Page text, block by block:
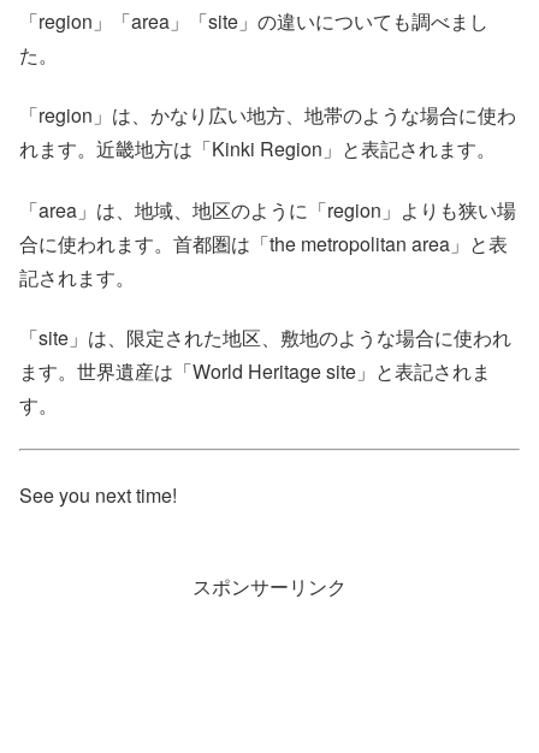
「region」「area」「site」の違いについても調べまし
た。
「region」は、かなり広い地方、地帯のような場合に使わ
れます。近畿地方は「Kinki Region」と表記されます。
「area」は、地域、地区のように「region」よりも狭い場
合に使われます。首都圏は「the metropolitan area」と表
記されます。
「site」は、限定された地区、敷地のような場合に使われ
ます。世界遺産は「World Heritage site」と表記されま
す。
See you next time!
スポンサーリンク